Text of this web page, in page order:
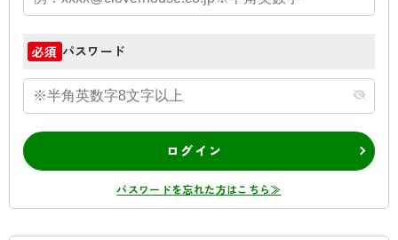
必須 パスワード
ログイン
パスワードを忘れた方はこちら≫